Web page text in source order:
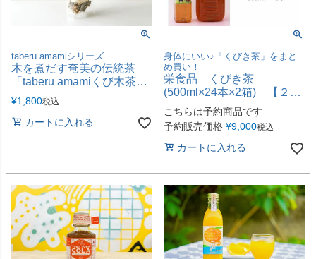
taberu amamiシリーズ
木を煮だす奄美の伝統茶
「taberu amamiくび木茶」
【3パックセット】
¥1,800税込
カートに入れる
身体にいい♪「くびき茶」をまと
め買い！
栄食品 くびき茶
(500ml×24本×2箱) 【２箱
セットのくび木茶】
こちらは予約商品です
予約販売価格 ¥9,000税込
カートに入れる